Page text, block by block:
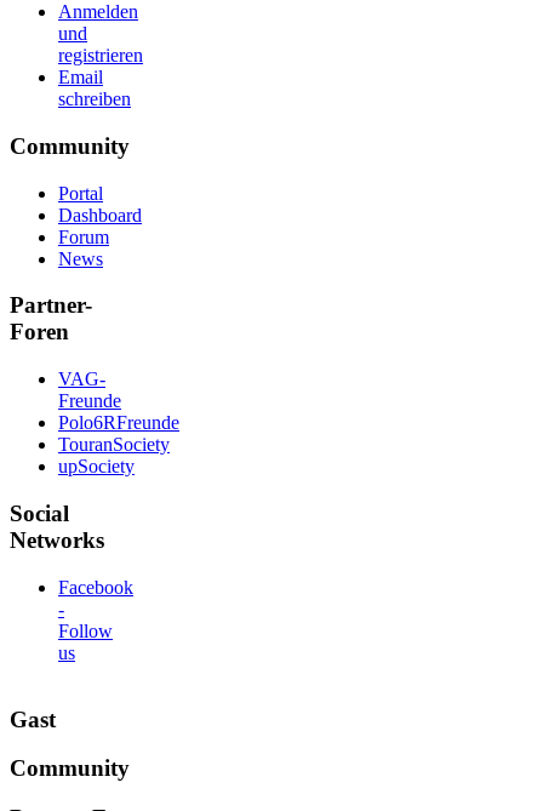
Anmelden
und
registrieren
Email
schreiben
Community
Portal
Dashboard
Forum
News
Partner-
Foren
VAG-
Freunde
Polo6RFreunde
TouranSociety
upSociety
Social
Networks
Facebook
-
Follow
us
Gast
Community